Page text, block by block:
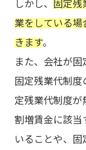
しかし、 固定残
業をしている
きます。
また、会社が
固定残業代制
定残業代制度
割増賃金に該
いることや、